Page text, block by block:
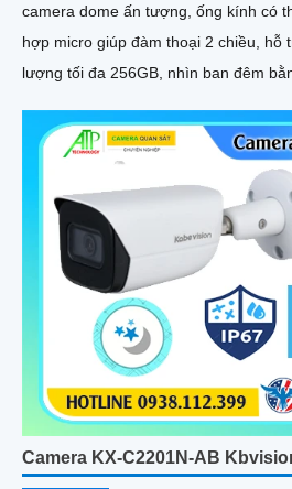
camera dome ấn tượng, ống kính có
hợp micro giúp đàm thoại 2 chiều, hỗ
lượng tối đa 256GB, nhìn ban đêm
Camera KX-C2201N-AB